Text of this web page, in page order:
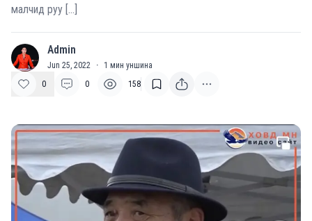
малчид руу […]
A Admin
Jun 25, 2022 · 1 мин уншина
0
0 158